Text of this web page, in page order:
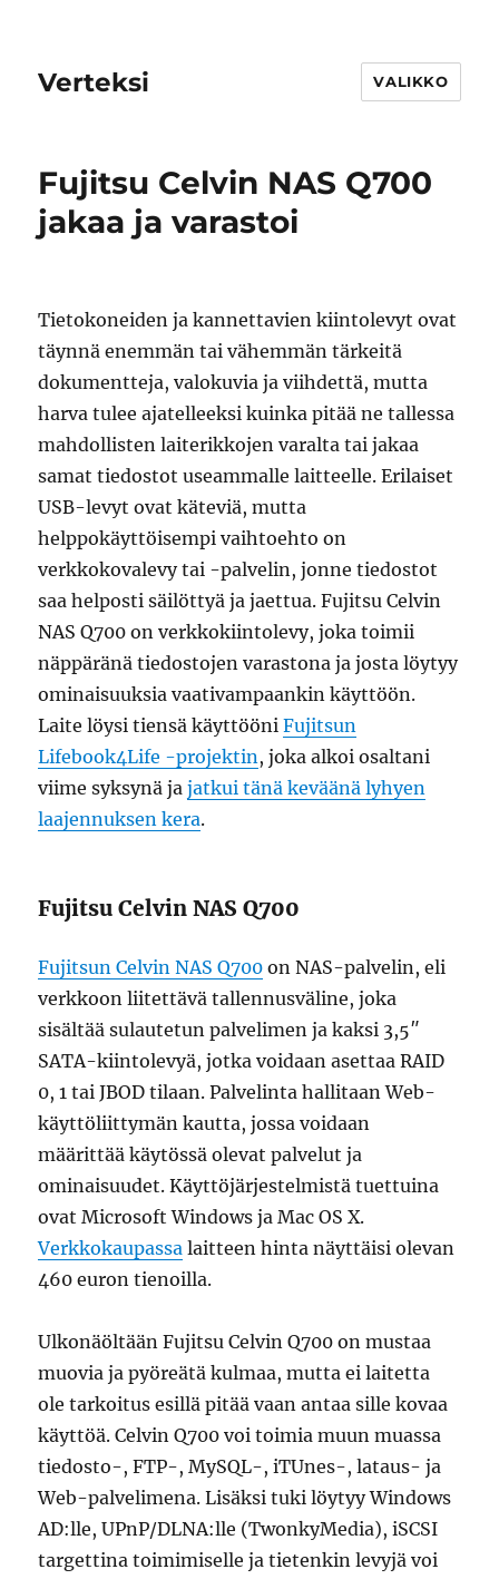
Verteksi VALIKKO
Fujitsu Celvin NAS Q700
jakaa ja varastoi
Tietokoneiden ja kannettavien kiintolevyt ovat
täynnä enemmän tai vähemmän tärkeitä
dokumentteja, valokuvia ja viihdettä, mutta
harva tulee ajatelleeksi kuinka pitää ne tallessa
mahdollisten laiterikkojen varalta tai jakaa
samat tiedostot useammalle laitteelle. Erilaiset
USB-levyt ovat käteviä, mutta
helppokäyttöisempi vaihtoehto on
verkkokovalevy tai -palvelin, jonne tiedostot
saa helposti säilöttyä ja jaettua. Fujitsu Celvin
NAS Q700 on verkkokiintolevy, joka toimii
näppäränä tiedostojen varastona ja josta löytyy
ominaisuuksia vaativampaankin käyttöön.
Laite löysi tiensä käyttööniFujitsun
Lifebook4Life -projektin, joka alkoi osaltani
viime syksynä jajatkui tänä keväänä lyhyen
laajennuksen kera.
Fujitsu Celvin NAS Q700
Fujitsun Celvin NAS Q700 on NAS-palvelin, eli
verkkoon liitettävä tallennusväline, joka
sisältää sulautetun palvelimen ja kaksi 3,5″
SATA-kiintolevyä, jotka voidaan asettaa RAID
0, 1 tai JBOD tilaan. Palvelinta hallitaan Web-
käyttöliittymän kautta, jossa voidaan
määrittää käytössä olevat palvelut ja
ominaisuudet. Käyttöjärjestelmistä tuettuina
ovat Microsoft Windows ja Mac OS X.
Verkkokaupassa laitteen hinta näyttäisi olevan
460 euron tienoilla.
Ulkonäöltään Fujitsu Celvin Q700 on mustaa
muovia ja pyöreätä kulmaa, mutta ei laitetta
ole tarkoitus esillä pitää vaan antaa sille kovaa
käyttöä. Celvin Q700 voi toimia muun muassa
tiedosto-, FTP-, MySQL-, iTUnes-, lataus- ja
Web-palvelimena. Lisäksi tuki löytyy Windows
AD:lle, UPnP/DLNA:lle (TwonkyMedia), iSCSI
targettina toimimiselle ja tietenkin levyjä voi